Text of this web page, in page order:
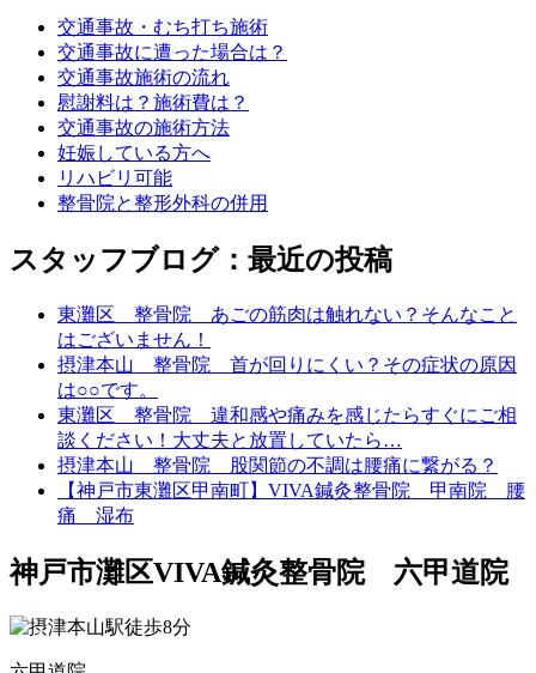
交通事故・むち打ち施術
交通事故に遭った場合は？
交通事故施術の流れ
慰謝料は？施術費は？
交通事故の施術方法
妊娠している方へ
リハビリ可能
整骨院と整形外科の併用
スタッフブログ：最近の投稿
東灘区 整骨院 あごの筋肉は触れない？そんなこと
はございません！
摂津本山 整骨院 首が回りにくい？その症状の原因
は○○です。
東灘区 整骨院 違和感や痛みを感じたらすぐにご相
談ください！大丈夫と放置していたら…
摂津本山 整骨院 股関節の不調は腰痛に繋がる？
【神戸市東灘区甲南町】VIVA鍼灸整骨院 甲南院 腰
痛 湿布
神戸市灘区VIVA鍼灸整骨院 六甲道院